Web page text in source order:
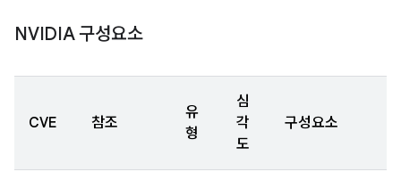
NVIDIA 구성요소
CVE 참조
유
형
심
각
도
구성요소